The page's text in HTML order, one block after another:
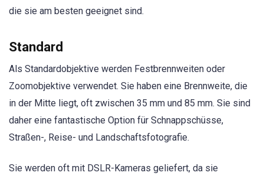
die sie am besten geeignet sind.
Standard
Als Standardobjektive werden Festbrennweiten oder
Zoomobjektive verwendet. Sie haben eine Brennweite, die
in der Mitte liegt, oft zwischen 35 mm und 85 mm. Sie sind
daher eine fantastische Option für Schnappschüsse,
Straßen-, Reise- und Landschaftsfotografie.
Sie werden oft mit DSLR-Kameras geliefert, da sie